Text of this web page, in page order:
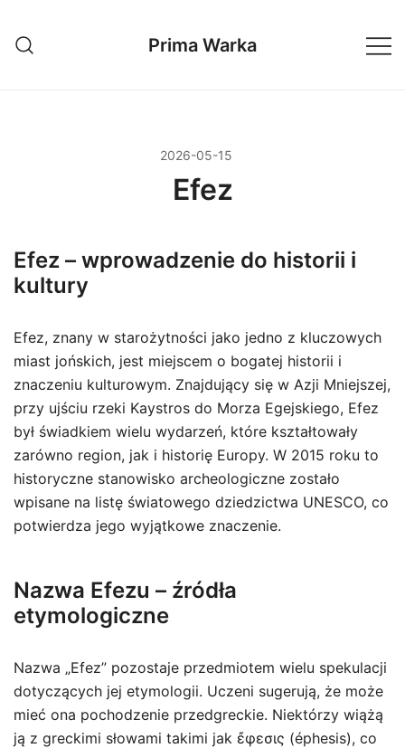
treści
Prima Warka
2026-05-15
Efez
Efez – wprowadzenie do historii i
kultury
Efez, znany w starożytności jako jedno z kluczowych
miast jońskich, jest miejscem o bogatej historii i
znaczeniu kulturowym. Znajdujący się w Azji Mniejszej,
przy ujściu rzeki Kaystros do Morza Egejskiego, Efez
był świadkiem wielu wydarzeń, które kształtowały
zarówno region, jak i historię Europy. W 2015 roku to
historyczne stanowisko archeologiczne zostało
wpisane na listę światowego dziedzictwa UNESCO, co
potwierdza jego wyjątkowe znaczenie.
Nazwa Efezu – źródła
etymologiczne
Nazwa „Efez” pozostaje przedmiotem wielu spekulacji
dotyczących jej etymologii. Uczeni sugerują, że może
mieć ona pochodzenie przedgreckie. Niektórzy wiążą
ją z greckimi słowami takimi jak ἔφεσις (éphesis), co